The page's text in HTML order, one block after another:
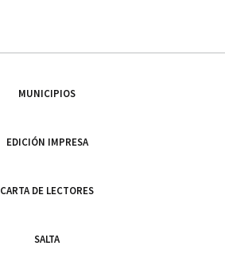
MUNICIPIOS
EDICIÓN IMPRESA
CARTA DE LECTORES
SALTA